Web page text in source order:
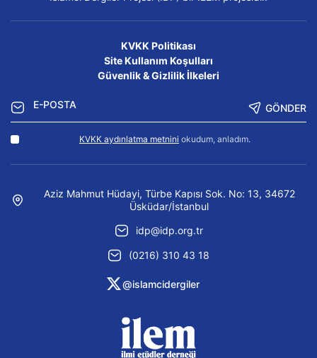
KVKK Politikası
Site Kullanım Koşulları
Güvenlik & Gizlilik İlkeleri
GÖNDER
KVKK aydınlatma metnini okudum, anladım.
Aziz Mahmut Hüdayi, Türbe Kapısı Sok. No: 13, 34672
Üsküdar/İstanbul
idp@idp.org.tr
(0216) 310 43 18
@islamcidergiler